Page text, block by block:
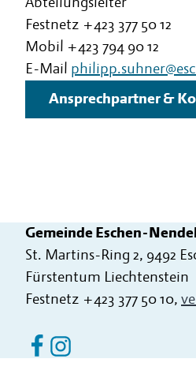
Festnetz +423 377 50 12
Mobil +423 794 90 12
E-Mail
Ansprechpartner &
Gemeinde Eschen-
St. Martins-Ring 2, 9492
Fürstentum Liechtenstein
Festnetz +423 377 50 10,
Eschen Nendeln auf
Eschen Nendeln auf